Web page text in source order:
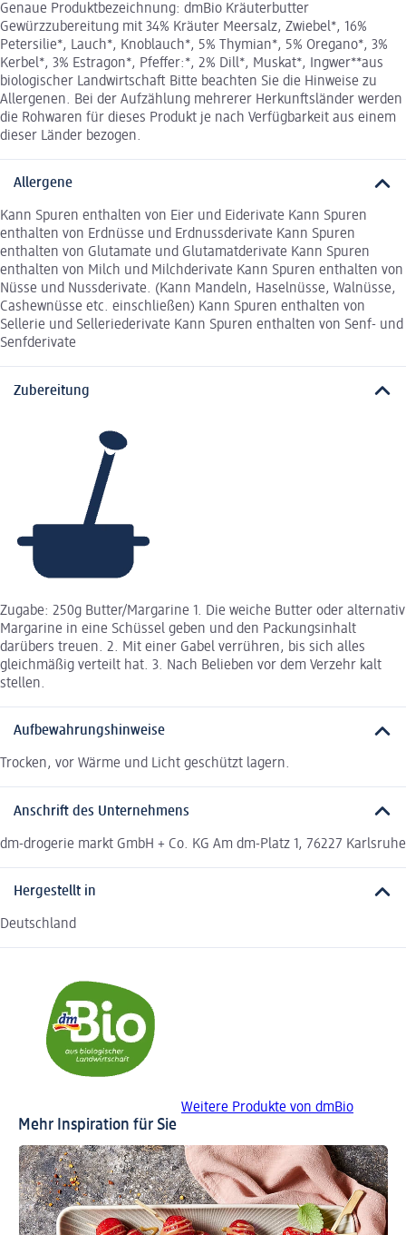
Genaue Produktbezeichnung: dmBio Kräuterbutter
Gewürzzubereitung mit 34% Kräuter Meersalz, Zwiebel*, 16%
Petersilie*, Lauch*, Knoblauch*, 5% Thymian*, 5% Oregano*, 3%
Kerbel*, 3% Estragon*, Pfeffer:*, 2% Dill*, Muskat*, Ingwer**aus
biologischer Landwirtschaft Bitte beachten Sie die Hinweise zu
Allergenen. Bei der Aufzählung mehrerer Herkunftsländer werden
die Rohwaren für dieses Produkt je nach Verfügbarkeit aus einem
dieser Länder bezogen.
Allergene
Kann Spuren enthalten von Eier und Eiderivate Kann Spuren
enthalten von Erdnüsse und Erdnussderivate Kann Spuren
enthalten von Glutamate und Glutamatderivate Kann Spuren
enthalten von Milch und Milchderivate Kann Spuren enthalten von
Nüsse und Nussderivate. (Kann Mandeln, Haselnüsse, Walnüsse,
Cashewnüsse etc. einschließen) Kann Spuren enthalten von
Sellerie und Selleriederivate Kann Spuren enthalten von Senf- und
Senfderivate
Zubereitung
Zugabe: 250g Butter/Margarine 1. Die weiche Butter oder alternativ
Margarine in eine Schüssel geben und den Packungsinhalt
darübers treuen. 2. Mit einer Gabel verrühren, bis sich alles
gleichmäßig verteilt hat. 3. Nach Belieben vor dem Verzehr kalt
stellen.
Aufbewahrungshinweise
Trocken, vor Wärme und Licht geschützt lagern.
Anschrift des Unternehmens
dm-drogerie markt GmbH + Co. KG Am dm-Platz 1, 76227 Karlsruhe
Hergestellt in
Deutschland
Weitere Produkte von dmBio
Mehr Inspiration für Sie